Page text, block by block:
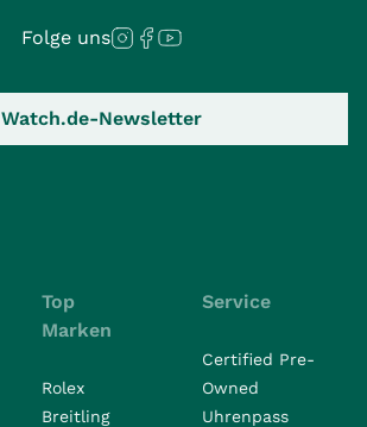
Folge uns
Watch.de-Newsletter
Top
Marken
Rolex
Breitling
Service
Certified Pre-
Owned
Uhrenpass